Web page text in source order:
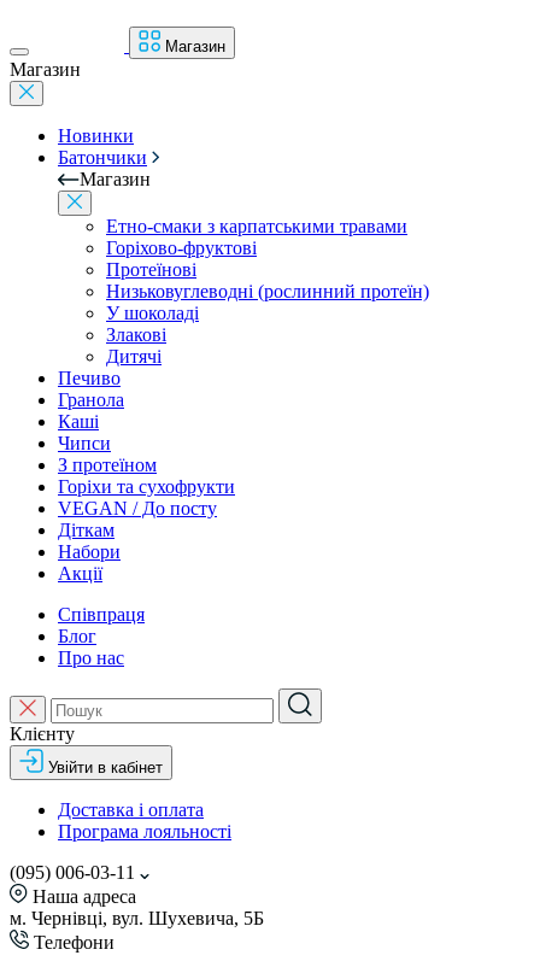
Магазин
Магазин
Новинки
Батончики
Магазин
Етно-смаки з карпатськими травами
Горіхово-фруктові
Протеїнові
Низьковуглеводні (рослинний протеїн)
У шоколаді
Злакові
Дитячі
Печиво
Гранола
Каші
Чипси
З протеїном
Горіхи та сухофрукти
VEGAN / До посту
Діткам
Набори
Акції
Співпраця
Блог
Про нас
Клієнту
Увійти в кабінет
Доставка і оплата
Програма лояльності
(095) 006-03-11
Наша адреса
м. Чернівці, вул. Шухевича, 5Б
Телефони